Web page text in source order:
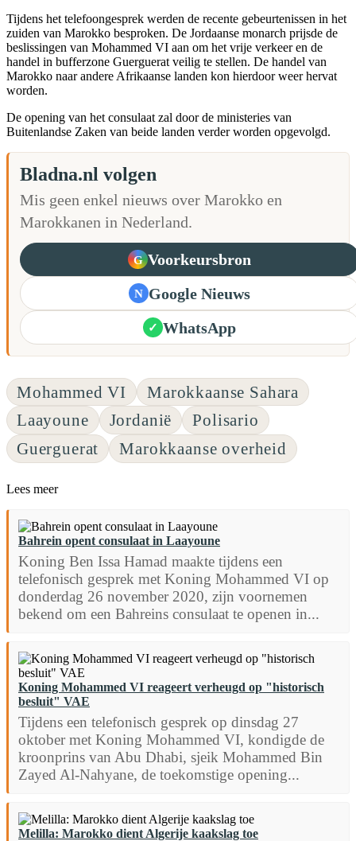
Tijdens het telefoongesprek werden de recente gebeurtenissen in het
zuiden van Marokko besproken. De Jordaanse monarch prijsde de
beslissingen van Mohammed VI aan om het vrije verkeer en de
handel in bufferzone Guerguerat veilig te stellen. De handel van
Marokko naar andere Afrikaanse landen kon hierdoor weer hervat
worden.
De opening van het consulaat zal door de ministeries van
Buitenlandse Zaken van beide landen verder worden opgevolgd.
Bladna.nl volgen
Mis geen enkel nieuws over Marokko en
Marokkanen in Nederland.
G Voorkeursbron
N Google Nieuws
✓ WhatsApp
Mohammed VI
Marokkaanse Sahara
Laayoune
Jordanië
Polisario
Guerguerat
Marokkaanse overheid
Lees meer
Bahrein opent consulaat in Laayoune
Koning Ben Issa Hamad maakte tijdens een
telefonisch gesprek met Koning Mohammed VI op
donderdag 26 november 2020, zijn voornemen
bekend om een ​​Bahreins consulaat te openen in...
Koning Mohammed VI reageert verheugd op "historisch
besluit" VAE
Tijdens een telefonisch gesprek op dinsdag 27
oktober met Koning Mohammed VI, kondigde de
kroonprins van Abu Dhabi, sjeik Mohammed Bin
Zayed Al-Nahyane, de toekomstige opening...
Melilla: Marokko dient Algerije kaakslag toe